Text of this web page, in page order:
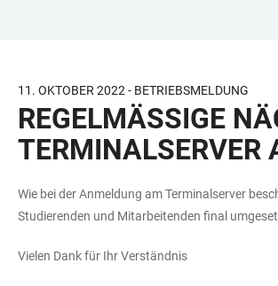
BARRIEREFREIHEIT
11. OKTOBER 2022 - BETRIEBSMELDUNG
REGELMÄSSIGE
ERMINALSERVER
Wie bei der Anmeldung am Terminalserver
Studierenden und Mitarbeitenden final
Vielen Dank für Ihr Verständnis